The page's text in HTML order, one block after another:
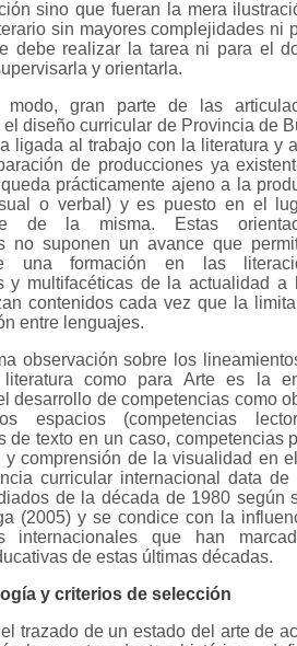
sino que fueran la mera
sin mayores complejidades ni
debe realizar la tarea ni para el
y orientarla.
modo, gran parte de las
el diseño curricular de Provincia de
ligada al trabajo con la literatura y
de producciones ya
prácticamente ajeno a la
o verbal) y es puesto en el
de la misma. Estas
no suponen un avance que
una formación en las
y multifacéticas de la actualidad a
contenidos cada vez que la
entre lenguajes.
observación sobre los
como para Arte es la
desarrollo de competencias como
espacios (competencias
de texto en un caso, competencias
y comprensión de la visualidad en
curricular internacional data de
de la década de 1980 según
(2005) y se condice con la
internacionales que han
de estas últimas décadas.
y criterios de selección
trazado de un estado del arte de